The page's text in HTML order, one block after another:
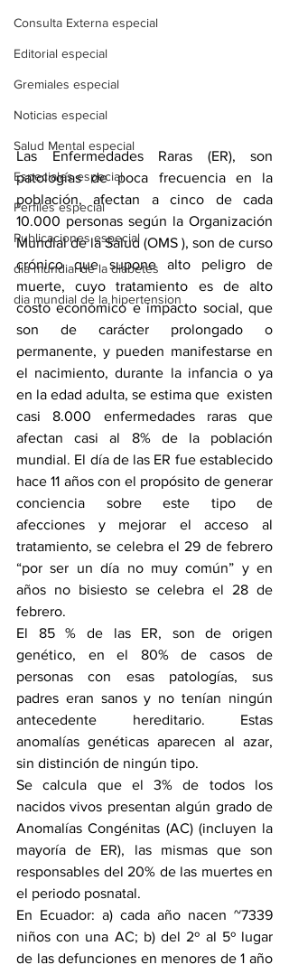
Consulta Externa especial
Editorial especial
Gremiales especial
Noticias especial
Salud Mental especial
Especiales especial
Perfiles especial
Publicaciones especial
dia mundial de la diabetes
dia mundial de la hipertension
Las Enfermedades Raras (ER), son
patologías de poca frecuencia en la
población, afectan a cinco de cada
10.000 personas según la Organización
Mundial de la Salud (OMS ), son de curso
crónico que supone alto peligro de
muerte, cuyo tratamiento es de alto
costo económico e impacto social, que
son de carácter prolongado o
permanente, y pueden manifestarse en
el nacimiento, durante la infancia o ya
en la edad adulta, se estima que  existen
casi 8.000 enfermedades raras que
afectan casi al 8% de la población
mundial. El día de las ER fue establecido
hace 11 años con el propósito de generar
conciencia sobre este tipo de
afecciones y mejorar el acceso al
tratamiento, se celebra el 29 de febrero
“por ser un día no muy común” y en
años no bisiesto se celebra el 28 de
febrero.
El 85 % de las ER, son de origen
genético, en el 80% de casos de
personas con esas patologías, sus
padres eran sanos y no tenían ningún
antecedente hereditario. Estas
anomalías genéticas aparecen al azar,
sin distinción de ningún tipo.
Se calcula que el 3% de todos los
nacidos vivos presentan algún grado de
Anomalías Congénitas (AC) (incluyen la
mayoría de ER), las mismas que son
responsables del 20% de las muertes en
el periodo posnatal.
En Ecuador: a) cada año nacen ~7339
niños con una AC; b) del 2º al 5º lugar
de las defunciones en menores de 1 año